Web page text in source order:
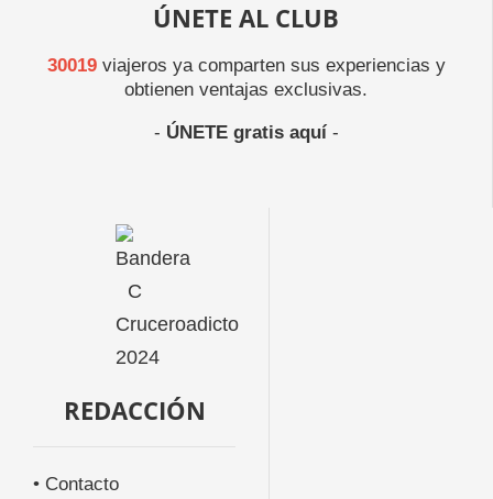
ÚNETE AL CLUB
30019viajeros ya comparten sus experiencias y
obtienen ventajas exclusivas.
- ÚNETE gratis aquí-
REDACCIÓN
• Contacto